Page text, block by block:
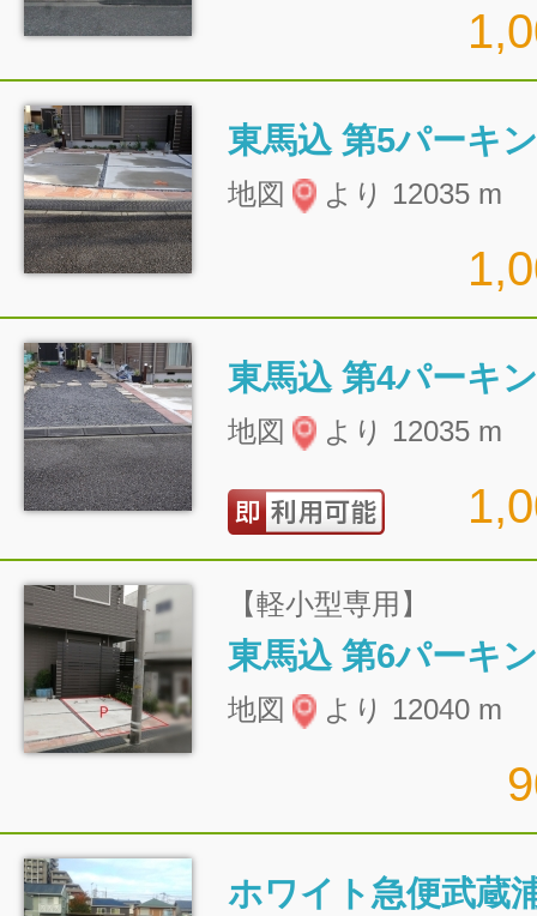
東馬込 第5パーキ
地図 より 12035 m
東馬込 第4パーキ
地図 より 12035 m
【軽小型専用】
東馬込 第6パーキ
地図 より 12040 m
ホワイト急便武蔵